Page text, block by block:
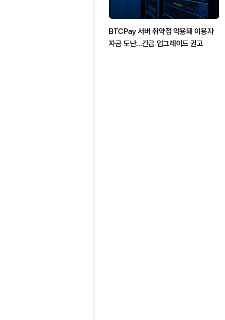
BTCPay 서버 취약점 악용돼 이용자
자금 도난…긴급 업그레이드 권고